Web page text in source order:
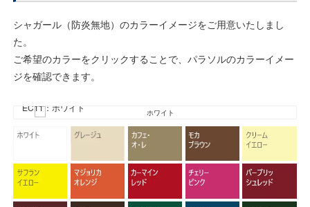
シャガール（防炎無地）のカラーイメージをご用意いたしまし
た。
ご希望のカラーをクリックすることで、パラソルのカラーイメー
ジを確認できます。
EC11：ホワイト